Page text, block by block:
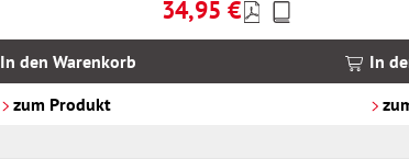
Regulärer Preis:
34,95 €
In den Warenkorb
zum Produkt
Preise
inkl.
In